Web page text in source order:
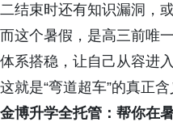
二结束时还有知识漏洞，
而这个暑假，是高三前唯
体系搭稳，让自己从容进
这就是“弯道超车”的真正
金博升学全托管：帮你在